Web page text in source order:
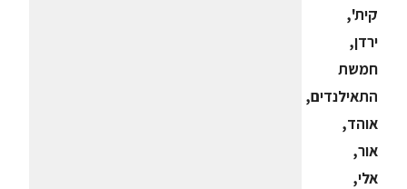
קית',
ירדן,
חמשת
התאילנדים,
אוהד,
אור,
אלי,